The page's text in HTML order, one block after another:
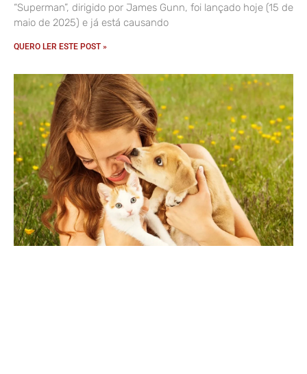
“Superman”, dirigido por James Gunn, foi lançado hoje (15 de
maio de 2025) e já está causando
QUERO LER ESTE POST »